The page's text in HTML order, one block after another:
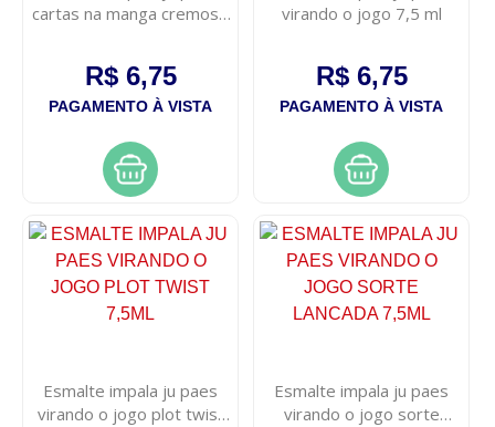
cartas na manga cremoso
R$ 6,75
PAGAMENTO À VISTA
virando o jogo 7,5 ml
R$ 6,75
PAGAMENTO À VISTA
Esmalte impala ju paes
virando o jogo plot twist
Esmalte impala ju paes
virando o jogo sorte